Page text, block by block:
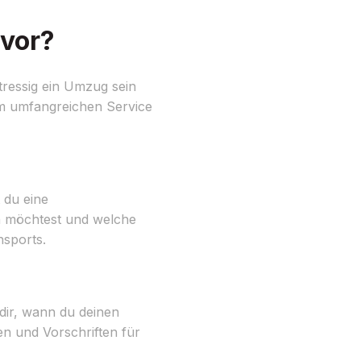
ein Umzug sein
umfangreichen Service
eine
möchtest und welche
wann du deinen
und Vorschriften für